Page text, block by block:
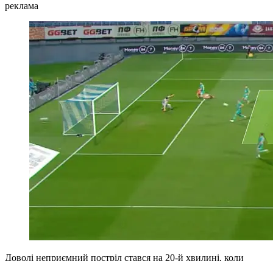
реклама
Доволі неприємний постріл стався на 20-й хвилині, коли